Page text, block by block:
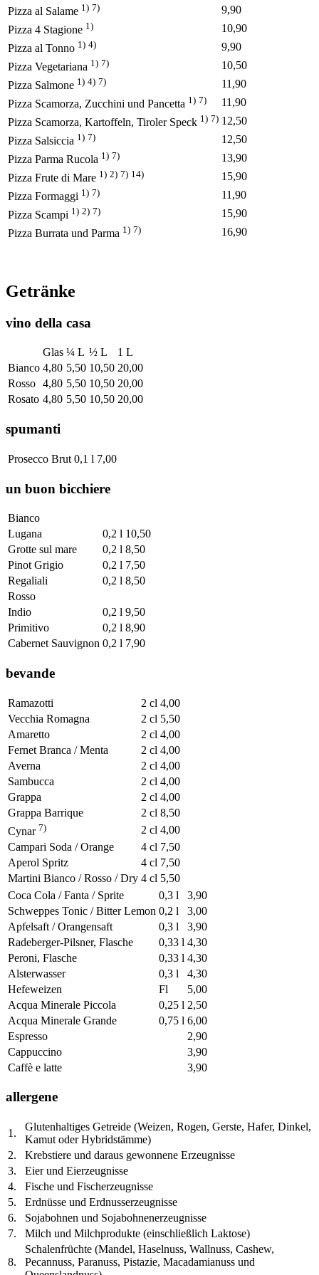
Pizza al Salame 1) 7)
9,90
Pizza 4 Stagione 1)
10,90
Pizza al Tonno 1) 4)
9,90
Pizza Vegetariana 1) 7)
10,50
Pizza Salmone 1) 4) 7)
11,90
Pizza Scamorza, Zucchini und Pancetta 1) 7)
11,90
Pizza Scamorza, Kartoffeln, Tiroler Speck 1) 7) 12,50
Pizza Salsiccia 1) 7)
12,50
Pizza Parma Rucola 1) 7)
13,90
Pizza Frute di Mare 1) 2) 7) 14)
15,90
Pizza Formaggi 1) 7)
11,90
Pizza Scampi 1) 2) 7)
15,90
Pizza Burrata und Parma 1) 7) 16,90
Getränke
vino della casa
Glas ¼ L ½ L
1 L
Bianco 4,80 5,50 10,50 20,00
Rosso 4,80 5,50 10,50 20,00
Rosato 4,80 5,50 10,50 20,00
spumanti
Prosecco Brut 0,1 l 7,00
un buon bicchiere
Bianco
Lugana
0,2 l 10,50
Grotte sul mare
0,2 l 8,50
Pinot Grigio
0,2 l 7,50
Regaliali
0,2 l 8,50
Rosso
Indio
0,2 l 9,50
Primitivo
0,2 l 8,90
Cabernet Sauvignon 0,2 l 7,90
bevande
Ramazotti 2 cl 4,00
Vecchia Romagna
2 cl 5,50
Amaretto
2 cl 4,00
Fernet Branca / Menta
2 cl 4,00
Averna
2 cl 4,00
Sambucca
2 cl 4,00
Grappa
2 cl 4,00
Grappa Barrique
2 cl 8,50
Cynar 7) 2 cl 4,00
Campari Soda / Orange
4 cl 7,50
Aperol Spritz
4 cl 7,50
Martini Bianco / Rosso / Dry 4 cl 5,50
Coca Cola / Fanta / Sprite
0,3 l
3,90
Schweppes Tonic / Bitter Lemon 0,2 l
3,00
Apfelsaft / Orangensaft
0,3 l
3,90
Radeberger-Pilsner, Flasche
0,33 l 4,30
Peroni, Flasche
0,33 l 4,30
Alsterwasser
0,3 l
4,30
Hefeweizen
Fl
5,00
Acqua Minerale Piccola
0,25 l 2,50
Acqua Minerale Grande
0,75 l 6,00
Espresso
2,90
Cappuccino
3,90
Caffè e latte
3,90
allergene
1.
Glutenhaltiges Getreide (Weizen, Rogen, Gerste, Hafer, Dinkel,
Kamut oder Hybridstämme)
2.
Krebstiere und daraus gewonnene Erzeugnisse
3.
Eier und Eierzeugnisse
4.
Fische und Fischerzeugnisse
5.
Erdnüsse und Erdnusserzeugnisse
6.
Sojabohnen und Sojabohnenerzeugnisse
7.
Milch und Milchprodukte (einschließlich Laktose)
8.
Schalenfrüchte (Mandel, Haselnuss, Wallnuss, Cashew,
Pecannuss, Paranuss, Pistazie, Macadamianuss und